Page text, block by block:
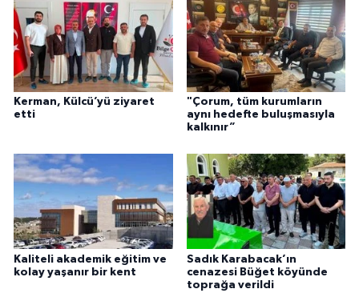
Kerman, Külcü’yü ziyaret
etti
"Çorum, tüm kurumların
aynı hedefte buluşmasıyla
kalkınır”
Kaliteli akademik eğitim ve
kolay yaşanır bir kent
Sadık Karabacak’ın
cenazesi Büğet köyünde
toprağa verildi